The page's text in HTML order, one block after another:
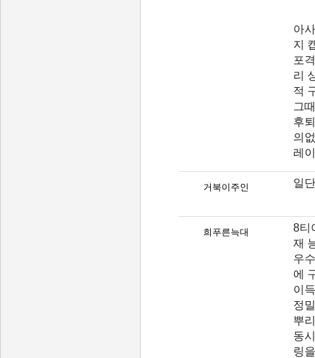
아
지
포
리
적
그
후
의
레
거북이주인 일
희푸른늑대
8티
재
우
에
이
정
뿌
동
링